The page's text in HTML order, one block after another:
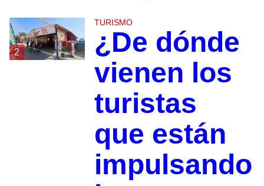
2
TURISMO
¿De dónde
vienen los
turistas
que están
impulsando